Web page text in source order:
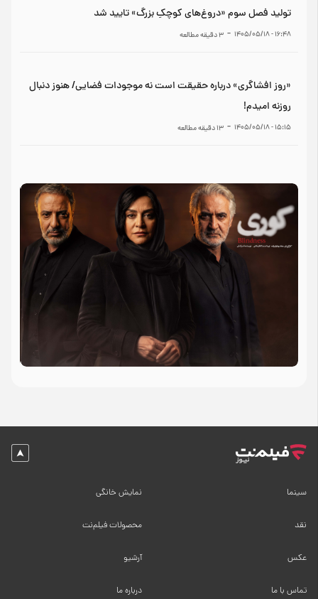
تولید فصل سوم «دروغ‌های کوچکِ بزرگ» تایید شد
۱۶:۴۸ - ۱۴۰۵/۰۵/۱۸ -
3دقیقه مطالعه
«روز افشاگری» درباره حقیقت است نه موجودات فضایی/ هنوز دنبال
روزنه امیدم!
۱۵:۱۵ - ۱۴۰۵/۰۵/۱۸ -
13دقیقه مطالعه
سینما
نقد
عکس
تماس با ما
نمایش خانگی
محصولات فیلم‌نت
آرشیو
درباره ما